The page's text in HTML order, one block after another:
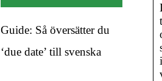
Guide: Så översätter du
‘due date’ till svenska